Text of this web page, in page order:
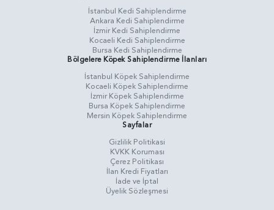
İstanbul Kedi Sahiplendirme
Ankara Kedi Sahiplendirme
İzmir Kedi Sahiplendirme
Kocaeli Kedi Sahiplendirme
Bursa Kedi Sahiplendirme
Bölgelere Köpek Sahiplendirme İlanları
İstanbul Köpek Sahiplendirme
Kocaeli Köpek Sahiplendirme
İzmir Köpek Sahiplendirme
Bursa Köpek Sahiplendirme
Mersin Köpek Sahiplendirme
Sayfalar
Gizlilik Politikasi
KVKK Koruması
Çerez Politikası
İlan Kredi Fiyatları
İade ve İptal
Üyelik Sözleşmesi